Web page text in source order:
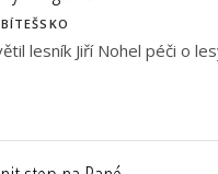
lesník Jiří Nohel péči o